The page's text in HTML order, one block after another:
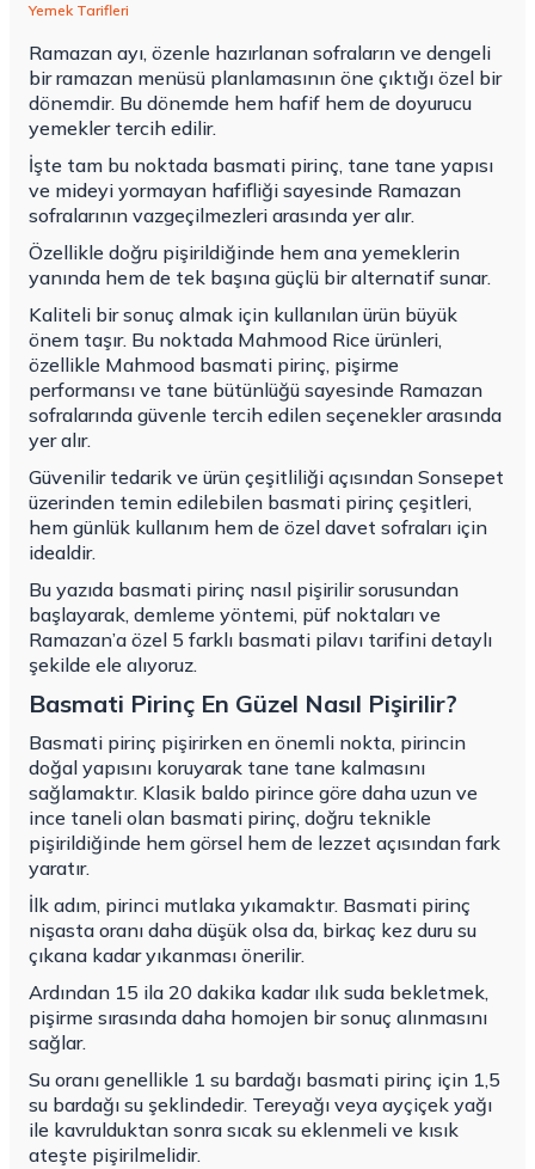
Yemek Tarifleri
Ramazan ayı, özenle hazırlanan sofraların ve dengeli
birramazan menüsü planlamasının öne çıktığı özel bir
dönemdir. Bu dönemde hem hafif hem de doyurucu
yemekler tercih edilir.
İşte tam bu noktada basmati pirinç, tane tane yapısı
ve mideyi yormayan hafifliği sayesinde Ramazan
sofralarının vazgeçilmezleri arasında yer alır.
Özellikle doğru pişirildiğinde hem ana yemeklerin
yanında hem de tek başına güçlü bir alternatif sunar.
Kaliteli bir sonuç almak için kullanılan ürün büyük
önem taşır. Bu noktada Mahmood Rice ürünleri,
özellikle Mahmood basmati pirinç, pişirme
performansı ve tane bütünlüğü sayesinde Ramazan
sofralarında güvenle tercih edilen seçenekler arasında
yer alır.
Güvenilir tedarik ve ürün çeşitliliği açısından Sonsepet
üzerinden temin edilebilen basmati pirinç çeşitleri,
hem günlük kullanım hem de özel davet sofraları için
idealdir.
Bu yazıda basmati pirinç nasıl pişirilir sorusundan
başlayarak, demleme yöntemi, püf noktaları ve
Ramazan’a özel 5 farklı basmati pilavı tarifini detaylı
şekilde ele alıyoruz.
Basmati Pirinç En Güzel Nasıl Pişirilir?
Basmati pirinç pişirirken en önemli nokta, pirincin
doğal yapısını koruyarak tane tane kalmasını
sağlamaktır. Klasik baldo pirince göre daha uzun ve
ince taneli olan basmati pirinç, doğru teknikle
pişirildiğinde hem görsel hem de lezzet açısından fark
yaratır.
İlk adım, pirinci mutlaka yıkamaktır. Basmati pirinç
nişasta oranı daha düşük olsa da, birkaç kez duru su
çıkana kadar yıkanması önerilir.
Ardından 15 ila 20 dakika kadar ılık suda bekletmek,
pişirme sırasında daha homojen bir sonuç alınmasını
sağlar.
Su oranı genellikle 1 su bardağı basmati pirinç için 1,5
su bardağı su şeklindedir. Tereyağı veya ayçiçek yağı
ile kavrulduktan sonra sıcak su eklenmeli ve kısık
ateşte pişirilmelidir.